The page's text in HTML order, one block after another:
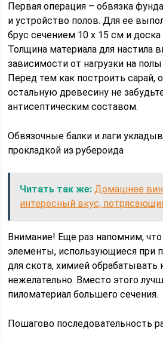
Первая операция – обвязка
и устройство полов. Для ее
брус сечением 10 х 15 см и доска
Толщина материала для настила
зависимости от нагрузки на
Перед тем как построить сарай,
остальную древесину не
антисептическим составом.
Обвязочные балки и лаги
прокладкой из рубероида
Читать так же: Домашнее
интересный вкус,
Внимание! Еще раз напомним,
элементы, использующиеся при
для скота, химией обрабатывать
нежелательно. Вместо этого
пиломатериал большего сечения.
Пошагово последовательность